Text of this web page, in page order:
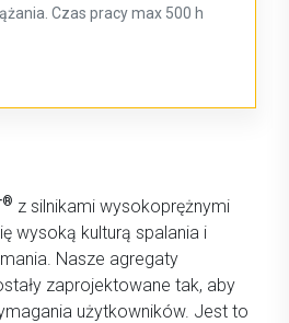
Czas pracy max 500 h
® z silnikami wysokoprężnymi
wysoką kulturą spalania i
Nasze agregaty
zaprojektowane tak, aby
użytkowników. Jest to